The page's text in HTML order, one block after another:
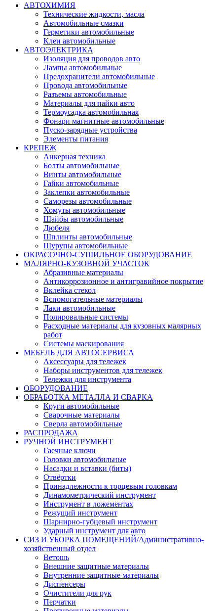
АВТОХИМИЯ
Технические жидкости, масла
Автомобильные смазки
Герметики автомобильные
Клеи автомобильные
АВТОЭЛЕКТРИКА
Изоляция для проводов авто
Лампы автомобильные
Предохранители автомобильные
Провода автомобильные
Разъемы автомобильные
Материалы для пайки авто
Термоусадка автомобильная
Фонари магнитные автомобильные
Пуско-зарядные устройства
Элементы питания
КРЕПЕЖ
Анкерная техника
Болты автомобильные
Винты автомобильные
Гайки автомобильные
Заклепки автомобильные
Саморезы автомобильные
Хомуты автомобильные
Шайбы автомобильные
Дюбеля
Шплинты автомобильные
Шурупы автомобильные
ОКРАСОЧНО-СУШИЛЬНОЕ ОБОРУДОВАНИЕ
МАЛЯРНО-КУЗОВНОЙ УЧАСТОК
Абразивные материалы
Антикоррозионное и антигравийное покрытие
Вклейка стекол
Вспомогательные материалы
Лаки автомобильные
Полировальные системы
Расходные материалы для кузовных малярных
работ
Системы маскирования
МЕБЕЛЬ ДЛЯ АВТОСЕРВИСА
Аксессуары для тележек
Наборы инструментов для тележек
Тележки для инструмента
ОБОРУДОВАНИЕ
ОБРАБОТКА МЕТАЛЛА И СВАРКА
Круги автомобильные
Сварочные материалы
Сверла автомобильные
РАСПРОДАЖА
РУЧНОЙ ИНСТРУМЕНТ
Гаечные ключи
Головки автомобильные
Насадки и вставки (биты)
Отвёртки
Принадлежности к торцевым головкам
Динамометрический инструмент
Инструмент в ложементах
Режущий инструмент
Шарнирно-губцевый инструмент
Ударный инструмент для авто
СИЗ И УБОРКА ПОМЕЩЕНИЙ/Административно-
хозяйственный отдел
Ветошь
Внешние защитные материалы
Внутренние защитные материалы
Диспенсеры
Очистители для рук
Перчатки